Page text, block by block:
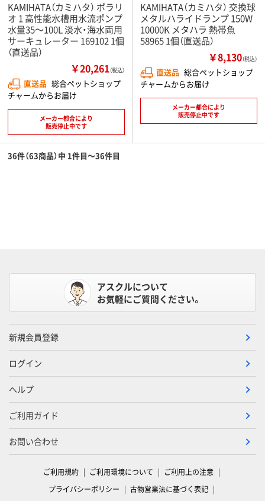
KAMIHATA（カミハタ） ポラリ
オ 1 高性能水槽用水流ポンプ
水量35～100L 淡水・海水両用
サーキュレーター 169102 1個
（直送品）
￥20,261（税込）
直送品 総合ペットショップ
チャームからお届け
メーカー都合により
販売停止中です
KAMIHATA（カミハタ） 交換球
メタルハライドランプ 150W
10000K メタハラ 熱帯魚
58965 1個（直送品）
￥8,130（税込）
直送品 総合ペットショップ
チャームからお届け
メーカー都合により
販売停止中です
36件（63商品）中 1件目～36件目
アスクルについて
お気軽にご質問ください。
新規会員登録
ログイン
ヘルプ
ご利用ガイド
お問い合わせ
ご利用規約 ご利用環境について
ご利用上の注意
プライバシーポリシー
古物営業法に基づく表記